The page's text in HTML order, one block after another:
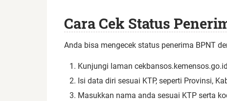
Cara Cek Status
Anda bisa mengecek status penerima BPNT
Kunjungi laman
Isi data diri sesuai KTP, seperti Provinsi,
Masukkan nama anda sesuai KTP serta